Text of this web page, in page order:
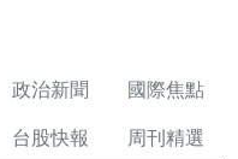
政治新聞
國際焦點
台股快報 周刊精選